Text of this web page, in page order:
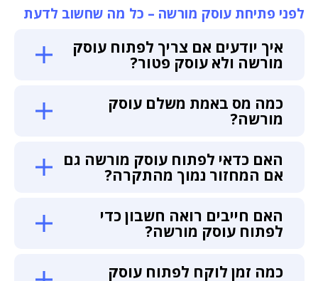
לפני פתיחת עוסק מורשה – כל מה שחשוב לדעת
איך יודעים אם צריך לפתוח עוסק
מורשה ולא עוסק פטור?
כמה מס באמת משלם עוסק
מורשה?
האם כדאי לפתוח עוסק מורשה גם
אם המחזור נמוך מהתקרה?
האם חייבים רואה חשבון כדי
לפתוח עוסק מורשה?
כמה זמן לוקח לפתוח עוסק